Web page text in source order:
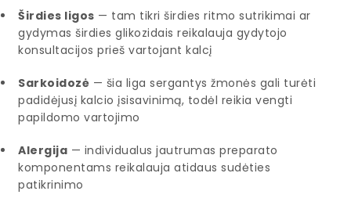
Širdies ligos — tam tikri širdies ritmo sutrikimai ar
gydymas širdies glikozidais reikalauja gydytojo
konsultacijos prieš vartojant kalcį
Sarkoidozė — šia liga sergantys žmonės gali turėti
padidėjusį kalcio įsisavinimą, todėl reikia vengti
papildomo vartojimo
Alergija — individualus jautrumas preparato
komponentams reikalauja atidaus sudėties
patikrinimo